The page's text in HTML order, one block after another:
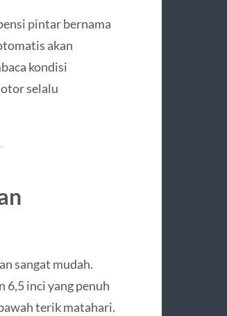
pintar bernama
akan
kondisi
selalu
sangat mudah.
inci yang penuh
terik matahari.